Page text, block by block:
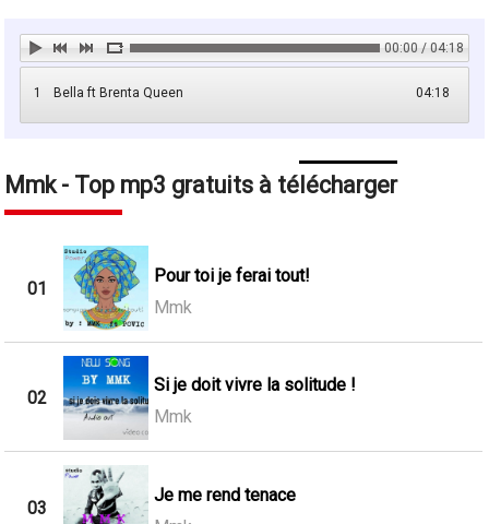
00:00 / 04:18
1 04:18
Bella ft Brenta Queen
Mmk - Top mp3 gratuits à télécharger
01
Pour toi je ferai tout!
Mmk
02
Si je doit vivre la solitude !
Mmk
03
Je me rend tenace